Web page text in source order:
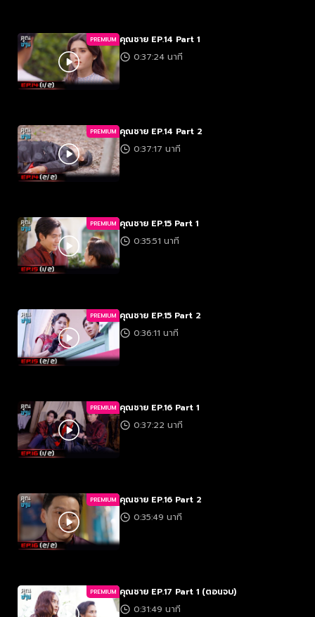
PREMIUM คุณชาย EP.14 Part 1
0:37:24 นาที
PREMIUM คุณชาย EP.14 Part 2
0:37:17 นาที
PREMIUM คุณชาย EP.15 Part 1
0:35:51 นาที
PREMIUM คุณชาย EP.15 Part 2
0:36:11 นาที
PREMIUM คุณชาย EP.16 Part 1
0:37:22 นาที
PREMIUM คุณชาย EP.16 Part 2
0:35:49 นาที
PREMIUM คุณชาย EP.17 Part 1 (ตอนจบ)
0:31:49 นาที